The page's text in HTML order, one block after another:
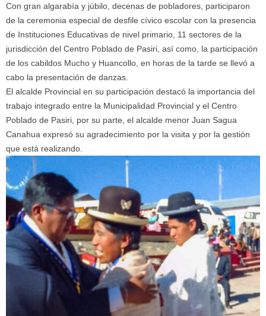
Con gran algarabía y júbilo, decenas de pobladores, participaron
de la ceremonia especial de desfile cívico escolar con la presencia
de Instituciones Educativas de nivel primario, 11 sectores de la
jurisdicción del Centro Poblado de Pasiri, así como, la participación
de los cabildos Mucho y Huancollo, en horas de la tarde se llevó a
cabo la presentación de danzas.
El alcalde Provincial en su participación destacó la importancia del
trabajo integrado entre la Municipalidad Provincial y el Centro
Poblado de Pasiri, por su parte, el alcalde menor Juan Sagua
Canahua expresó su agradecimiento por la visita y por la gestión
que está realizando.